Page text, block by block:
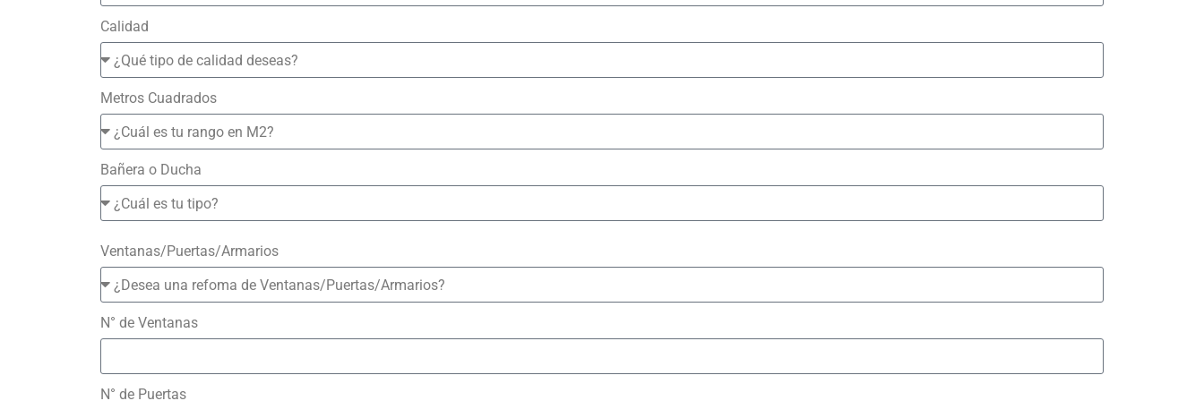
Calidad
Metros Cuadrados
Bañera o Ducha
Ventanas/Puertas/Armarios
N° de Ventanas
N° de Puertas